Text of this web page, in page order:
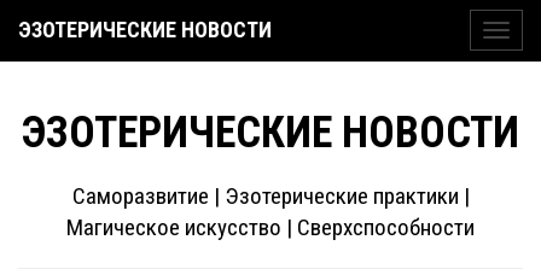
ЭЗОТЕРИЧЕСКИЕ НОВОСТИ
ЭЗОТЕРИЧЕСКИЕ НОВОСТИ
Саморазвитие | Эзотерические практики |
Магическое искусство | Сверхспособности